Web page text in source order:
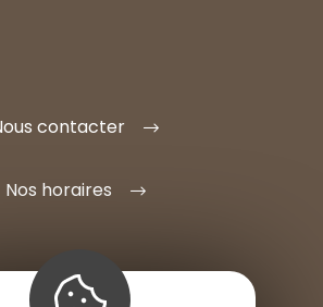
contacter
Nos horaires